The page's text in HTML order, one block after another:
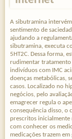
A sibutramina
sentimento de
ajudando a
sibutramina, executa
5HT2C. Dessa forma,
rudimentar tratamento
indivíduos com IMC
doenças metabólicas,
casos. Localizado no
negócios, pelo
emagrecer regula o
consequência disso, o
prescritos inicialmente
com conhecer os
medicações trazem